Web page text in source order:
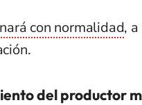
con normalidad,
del productor